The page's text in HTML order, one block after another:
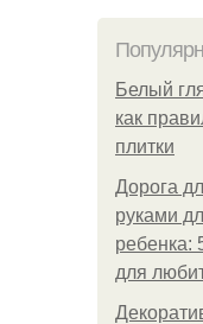
Белый
как
плитки
Дорога
руками
ребенка:
для